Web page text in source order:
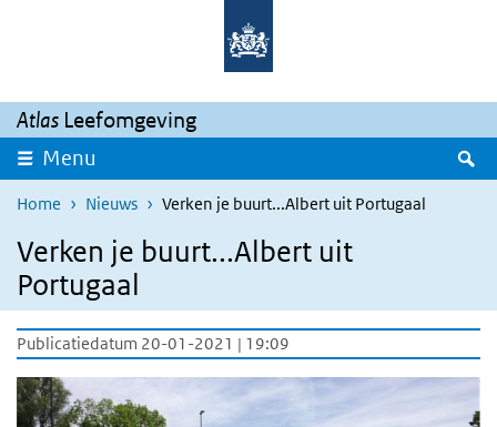
Overslaan en naar de inhoud gaan
Atlas Leefomgeving
Menu
Home Nieuws Verken je buurt...Albert uit Portugaal
Verken je buurt...Albert uit
Portugaal
Publicatiedatum 20-01-2021 | 19:09